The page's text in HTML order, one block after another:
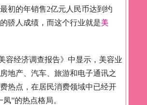
初的年销售2亿元人民币达到约
骄人成绩，而这个行业就是美
经济调查报告》中显示，美容业
地产、汽车、旅游和电子通讯之
热点，在居民消费领域中已经开
”的热点格局。